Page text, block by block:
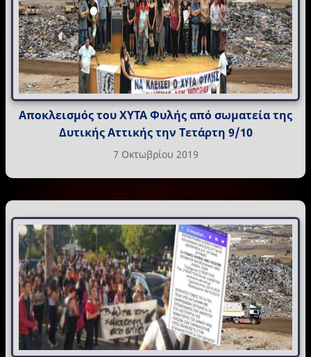
Αποκλεισμός του ΧΥΤΑ Φυλής από σωματεία της
Δυτικής Αττικής την Τετάρτη 9/10
7 Οκτωβρίου 2019